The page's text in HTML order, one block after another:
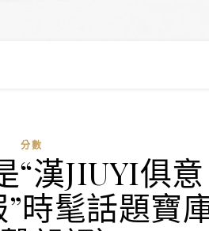
分數
“漢JIUYI俱意
時髦話題寶